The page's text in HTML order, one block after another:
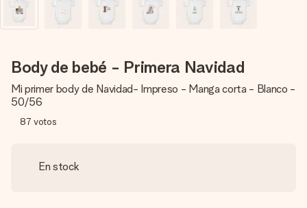
Body de bebé - Primera Navidad
Mi primer body de Navidad- Impreso - Manga corta - Blanco -
50/56
87 votos
En stock